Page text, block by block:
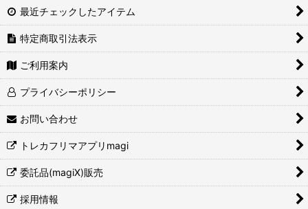
最近チェックしたアイテム
特定商取引法表示
ご利用案内
プライバシーポリシー
お問い合わせ
トレカフリマアプリmagi
委託品(magiX)販売
採用情報